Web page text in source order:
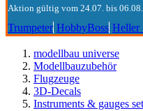
Aktion gültig vom 24.07. bis
Trumpeter HobbyBoss Heller
modellbau universe
Modellbauzubehör
Flugzeuge
3D-Decals
Instruments & gauges